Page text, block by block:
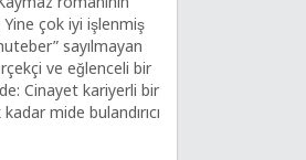
çok iyi işlenmiş
sayılmayan
ve eğlenceli bir
Cinayet kariyerli bir
mide bulandırıcı